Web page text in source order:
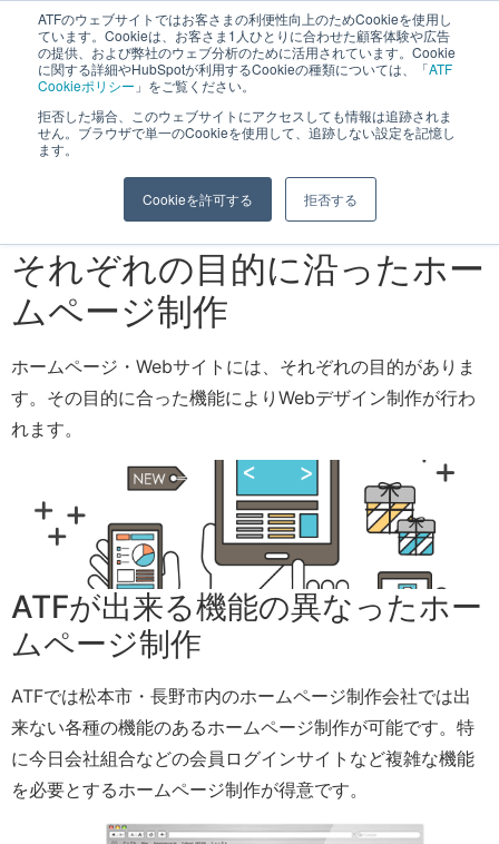
ATFのウェブサイトではお客さまの利便性向上のためCookieを使用し
ています。Cookieは、お客さま1人ひとりに合わせた顧客体験や広告
の提供、および弊社のウェブ分析のために活用されています。Cookie
に関する詳細やHubSpotが利用するCookieの種類については、「ATF
Cookieポリシー 」をご覧ください。
拒否した場合、このウェブサイトにアクセスしても情報は追跡されま
せん。ブラウザで単一のCookieを使用して、追跡しない設定を記憶し
ます。
Cookieを許可する 拒否する
長野県長野市・松本市ウェブ制作事業部 コンサルティングFIRM
機能別ホームページ制
それぞれの目的に沿ったホー
ムページ制作
ホームページ・Webサイトには、それぞれの目的がありま
す。その目的に合った機能によりWebデザイン制作が行わ
れます。
ATFが出来る機能の異なったホー
ムページ制作
ATFでは松本市・長野市内のホームページ制作会社では出
来ない各種の機能のあるホームページ制作が可能です。特
に今日会社組合などの会員ログインサイトなど複雑な機能
を必要とするホームページ制作が得意です。